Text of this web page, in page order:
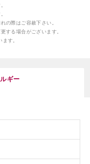
の際はご容赦下さい。
する場合がございます。
す。
ギー